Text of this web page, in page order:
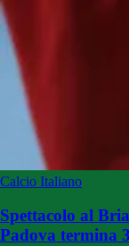
Calcio Italiano
Spettacolo al
Padova termina